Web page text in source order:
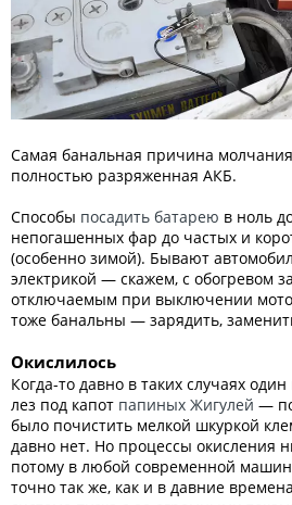
Самая банальная причина
полностью разряженная АКБ.
Способы посадить батарею в ноль
непогашенных фар до частых и
(особенно зимой). Бывают
электрикой — скажем, с обогревом
отключаемым при выключении
тоже банальны — зарядить,
Окислилось
Когда-то давно в таких случаях
лез под капот папиных Жигулей —
было почистить мелкой шкуркой
давно нет. Но процессы окисления
потому в любой современной
точно так же, как и в давние